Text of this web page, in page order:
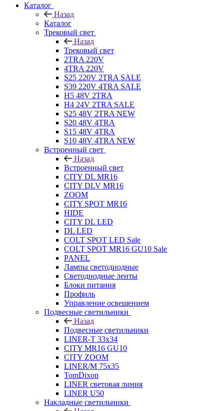
Каталог
Назад
Каталог
Трековый свет
Назад
Трековый свет
2TRA 220V
4TRA 220V
S25 220V 2TRA SALE
S39 220V 4TRA SALE
H5 48V 2TRA
H4 24V 2TRA SALE
S25 48V 2TRA NEW
S20 48V 4TRA
S15 48V 4TRA
S10 48V 4TRA NEW
Встроенный свет
Назад
Встроенный свет
CITY DL MR16
CITY DLV MR16
ZOOM
CITY SPOT MR16
HIDE
CITY DL LED
DL LED
COLT SPOT LED Sale
COLT SPOT MR16 GU10 Sale
PANEL
Лампы светодиодные
Светодиодные ленты
Блоки питания
Профиль
Управление освещением
Подвесные светильники
Назад
Подвесные светильники
LINER-T 33x34
CITY MR16 GU10
CITY ZOOM
LINER/M 75х35
TomDixon
LINER световая линия
LINER U50
Накладные светильники